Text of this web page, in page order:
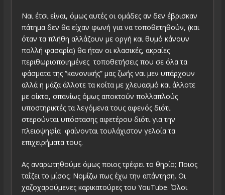
Ναι έτσι είναι, όμως αυτές οι ομάδες αν δεν έβρισκαν
πάτημα δεν θα είχαν φωνή για να τοποθετηθούν, (και
όταν τα πλήθη αλλάζουν με οργή και θυμό κάνουν
πολλή φασαρία) θα ήταν οι κλασικές, ακραίες
περιθωριοποιημένες τοποθετήσεις που σε όλα τα
φάσματα της “κανονικής” μας ζωής ναι μεν υπάρχουν
αλλά η μάζα άλλοτε τα κοίτα με χλευασμό και άλλοτε
με οίκτο, σπανίως όμως αποκτούν πολλαπλούς
υποστηρικτές τα λεγόμενα τους αφενός διότι
στερούνται υπόστασης αφετέρου διότι για την
πλειοψηφία φαίνονται τουλάχιστον γελοία τα
επιχειρήματα τους.
Ας αναρωτηθούμε όμως ποιος τρέφει το θηρίο; Ποιος
ταΐζει το μίσος; Νομίζω πως έχω την απάντηση. Οι
χαζοχαρούμενες καρικατούρες του YouTube. Όλοι